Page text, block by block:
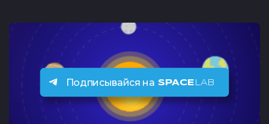
Подписывайся на SPACE LAB